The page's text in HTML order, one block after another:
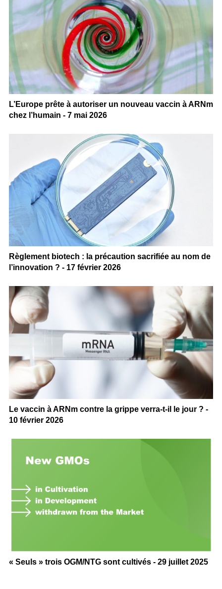
L’Europe prête à autoriser un nouveau vaccin à ARNm
chez l’humain - 7 mai 2026
Règlement biotech : la précaution sacrifiée au nom de
l’innovation ? - 17 février 2026
Le vaccin à ARNm contre la grippe verra-t-il le jour ? -
10 février 2026
« Seuls » trois OGM/NTG sont cultivés - 29 juillet 2025